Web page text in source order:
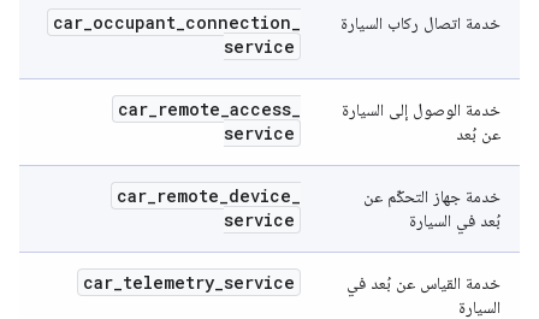
خدمة اتصال ركاب السيارة car_occupant_connection_
service
خدمة الوصول إلى السيارة
عن بُعد
car_remote_access_
service
خدمة جهاز التحكّم عن
بُعد في السيارة
car_remote_device_
service
خدمة القياس عن بُعد في
السيارة
car_telemetry_service